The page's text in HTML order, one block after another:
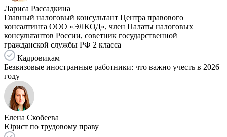
Лариса Рассадкина
Главный налоговый консультант Центра правового
консалтинга ООО «ЭЛКОД», член Палаты налоговых
консультантов России, советник государственной
гражданской службы РФ 2 класса
Кадровикам
Безвизовые иностранные работники: что важно учесть в 2026
году
Елена Скобеева
Юрист по трудовому праву